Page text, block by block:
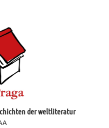
der weltliteratur